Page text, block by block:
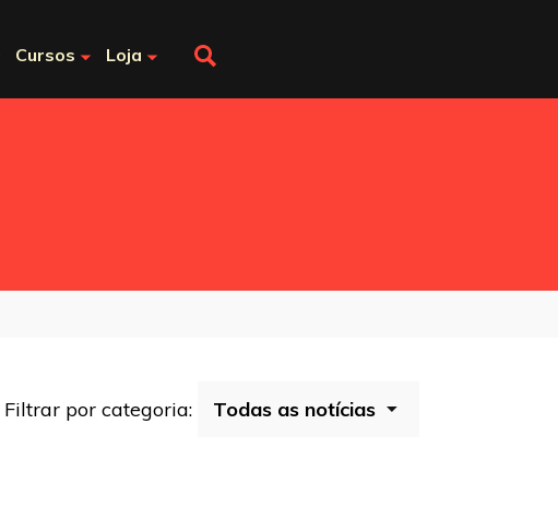
Cursos Loja
Filtrar por categoria: